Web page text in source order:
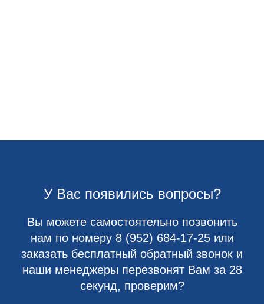
У Вас появились вопросы?
Вы можете самостоятельно позвонить
нам по номеру 8 (952) 684-17-25или
заказать бесплатный обратный звонок и
наши менеджеры перезвонят Вам за 28
секунд, проверим?